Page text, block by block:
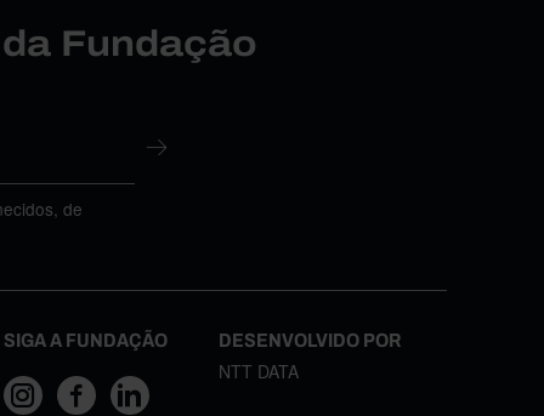
Fundação
de
SIGA A FUNDAÇÃO DESENVOLVIDO POR
NTT DATA